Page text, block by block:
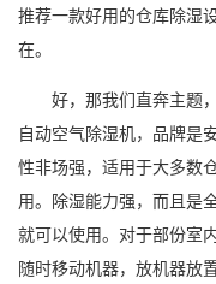
推荐一款好用的仓库除湿
在。
好，那我们直奔主题
自动空气除湿机，品牌是
性非场强，适用于大多数
用。除湿能力强，而且是
就可以使用。对于部份室
随时移动机器，放机器放